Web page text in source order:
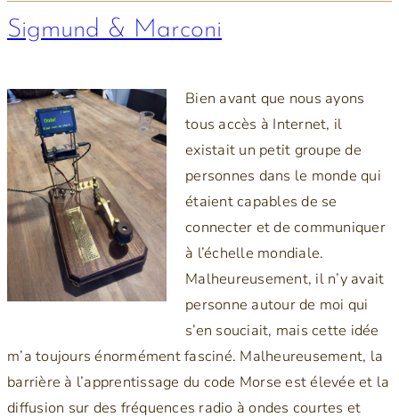
Sigmund & Marconi
Bien avant que nous ayons
tous accès à Internet, il
existait un petit groupe de
personnes dans le monde qui
étaient capables de se
connecter et de communiquer
à l’échelle mondiale.
Malheureusement, il n’y avait
personne autour de moi qui
s’en souciait, mais cette idée
m’a toujours énormément fasciné. Malheureusement, la
barrière à l’apprentissage du code Morse est élevée et la
diffusion sur des fréquences radio à ondes courtes et